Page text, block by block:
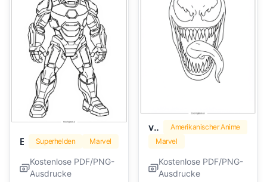
Superhelden Marvel
Kostenlose PDF/PNG-
Ausdrucke
venom
Amerikanischer Anime
Marvel
Kostenlose PDF/PNG-
Ausdrucke